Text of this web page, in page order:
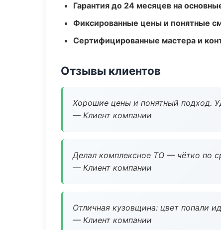
Гарантия до 24 месяцев на
Фиксированные цены и понятные
Сертифицированные мастера и
Отзывы клиентов
Хорошие цены и понятный подход.
— Клиент компании
Делал комплексное ТО — чётко по
— Клиент компании
Отличная кузовщина: цвет попали
— Клиент компании